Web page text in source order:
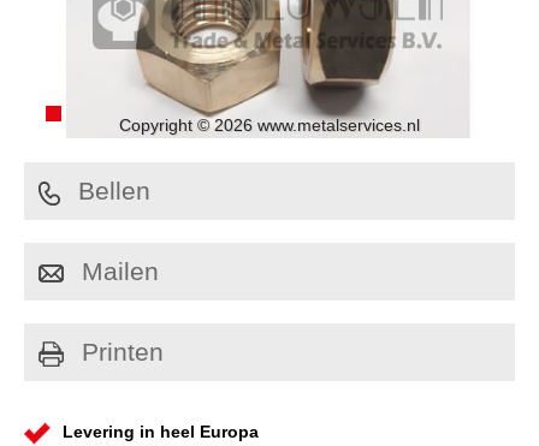
Copyright © 2026 www.metalservices.nl
Bellen
Mailen
Printen
Levering in heel Europa